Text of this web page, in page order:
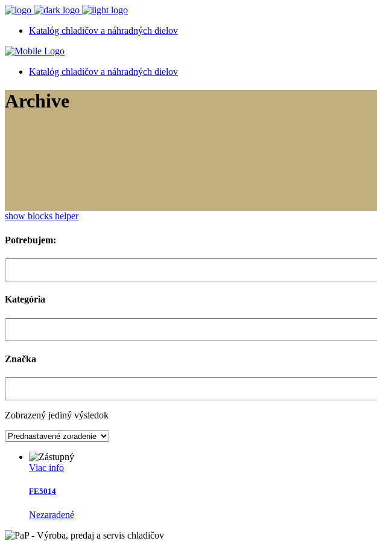
Katalóg chladičov a náhradných dielov
Katalóg chladičov a náhradných dielov
Archive
show blocks helper
Potrebujem:
Kategória
Značka
Zobrazený jediný výsledok
Viac info
FE5014
Nezaradené